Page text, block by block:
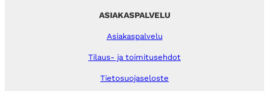
ASIAKASPALVELU
Asiakaspalvelu
Tilaus- ja toimitusehdot
Tietosuojaseloste